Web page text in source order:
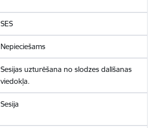
SES
Nepieciešams
Sesijas uzturēšana no slodzes dalīšanas
viedokļa.
Sesija